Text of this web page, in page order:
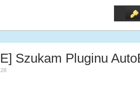
Szukam Pluginu